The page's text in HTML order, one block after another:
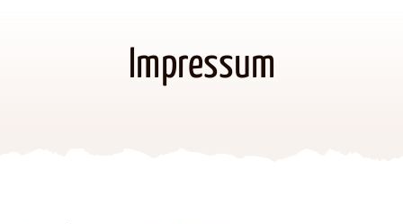
Impressum